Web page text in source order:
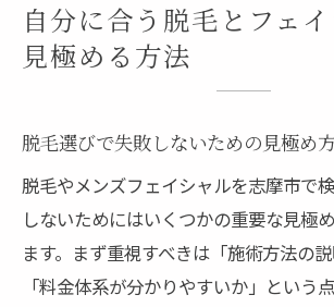
自分に合う脱毛とフェ
見極める方法
脱毛選びで失敗しないための見極め
脱毛やメンズフェイシャルを志摩市で
しないためにはいくつかの重要な見極
ます。まず重視すべきは「施術方法の説
「料金体系が分かりやすいか」という